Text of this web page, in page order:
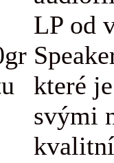
LP od
které
svými